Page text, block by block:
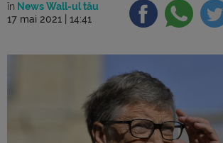
în News Wall-ul tău
17 mai 2021 | 14:41